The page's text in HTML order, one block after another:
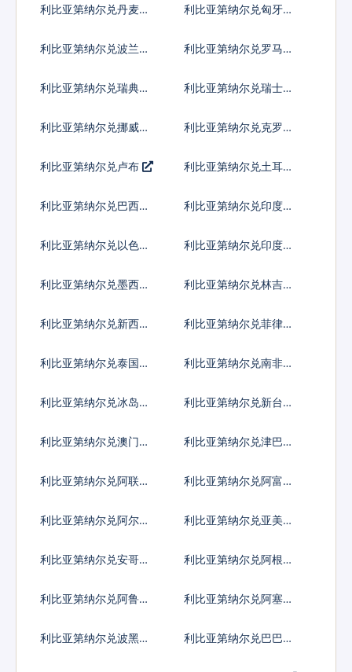
利比亚第纳尔兑丹麦克
利比亚第纳尔兑匈牙利
利比亚第纳尔兑波兰兹
利比亚第纳尔兑罗马尼
利比亚第纳尔兑瑞典克
利比亚第纳尔兑瑞士法
利比亚第纳尔兑挪威克
利比亚第纳尔兑克罗地
利比亚第纳尔兑卢布
利比亚第纳尔兑土耳其
利比亚第纳尔兑巴西雷
利比亚第纳尔兑印度尼
利比亚第纳尔兑以色列
利比亚第纳尔兑印度卢
利比亚第纳尔兑墨西哥
利比亚第纳尔兑林吉特
利比亚第纳尔兑新西兰
利比亚第纳尔兑菲律宾
利比亚第纳尔兑泰国铢
利比亚第纳尔兑南非兰
利比亚第纳尔兑冰岛克
利比亚第纳尔兑新台币
利比亚第纳尔兑澳门元
利比亚第纳尔兑津巴布
利比亚第纳尔兑阿联酋
利比亚第纳尔兑阿富汗
利比亚第纳尔兑阿尔巴
利比亚第纳尔兑亚美尼
利比亚第纳尔兑安哥拉
利比亚第纳尔兑阿根廷
利比亚第纳尔兑阿鲁巴
利比亚第纳尔兑阿塞拜
利比亚第纳尔兑波黑马
利比亚第纳尔兑巴巴多